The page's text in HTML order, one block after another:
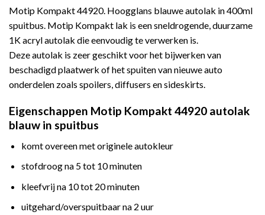
Motip Kompakt 44920. Hoogglans blauwe autolak in 400ml
spuitbus. Motip Kompakt lak is een sneldrogende, duurzame
1K acryl autolak die eenvoudig te verwerken is.
Deze autolak is zeer geschikt voor het bijwerken van
beschadigd plaatwerk of het spuiten van nieuwe auto
onderdelen zoals spoilers, diffusers en sideskirts.
Eigenschappen Motip Kompakt 44920 autolak
blauw in spuitbus
komt overeen met originele autokleur
stofdroog na 5 tot 10 minuten
kleefvrij na 10 tot 20 minuten
uitgehard/overspuitbaar na 2 uur